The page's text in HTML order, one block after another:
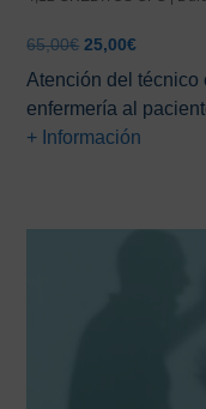
65,00€ El
precio
original
era:
65,00€.
25,00€El
precio
actual
es:
25,00€.
Atención del técnico
enfermería al
+ Información